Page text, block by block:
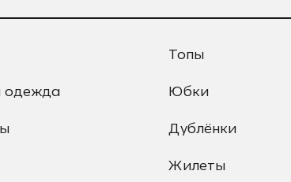
одежда
Топы
Юбки
Дублёнки
Жилеты